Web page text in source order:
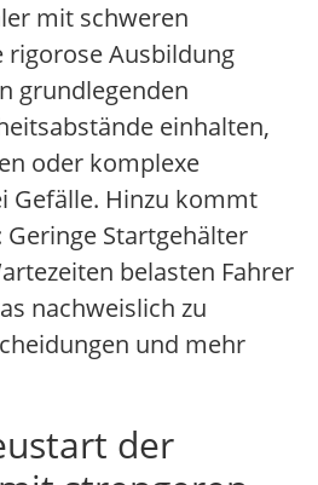
mit schweren
rigorose Ausbildung
grundlegenden
einhalten,
oder komplexe
Gefälle. Hinzu kommt
Startgehälter
belasten Fahrer
nachweislich zu
und mehr
der